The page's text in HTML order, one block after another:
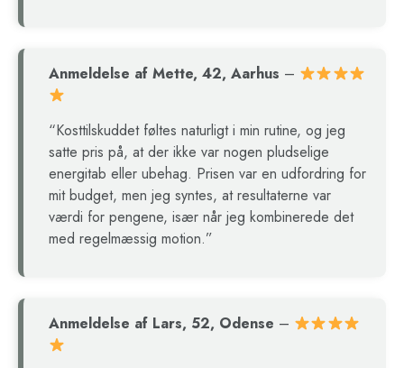
Anmeldelse af Mette, 42, Aarhus –
“Kosttilskuddet føltes naturligt i min rutine, og jeg
satte pris på, at der ikke var nogen pludselige
energitab eller ubehag. Prisen var en udfordring for
mit budget, men jeg syntes, at resultaterne var
værdi for pengene, især når jeg kombinerede det
med regelmæssig motion.”
Anmeldelse af Lars, 52, Odense –